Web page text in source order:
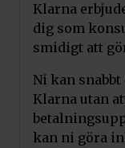
Klarna
dig som
smidigt att
Ni kan
Klarna utan
kan ni göra